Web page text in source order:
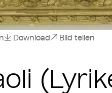
Download Bild teilen